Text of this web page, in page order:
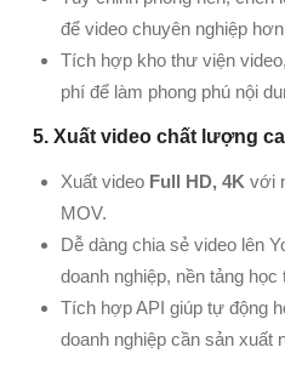
để video chuyên nghiệp
Tích hợp kho thư viện
phí để làm phong phú nội
5. Xuất video chất lượng
Xuất video Full HD, 4K với
MOV.
Dễ dàng chia sẻ video lên
doanh nghiệp, nền tảng
Tích hợp API giúp tự động
doanh nghiệp cần sản xuất